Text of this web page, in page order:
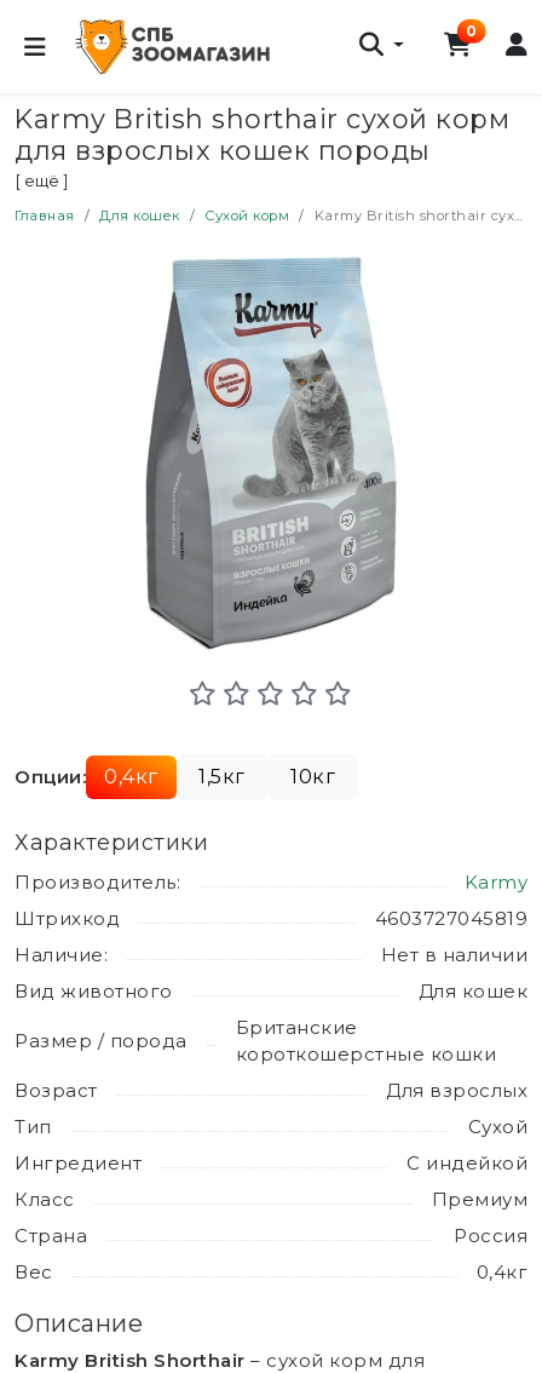
0
Karmy British shorthair сухой корм
для взрослых кошек породы
британская короткошерстная с
индейкой - 400 г
[ ещё ]
Главная Для кошек Сухой корм Karmy British shorthair сухой корм для взрослых кошек породы британская короткошерстная с индейкой - 400 г
Опции: 0,4кг 1,5кг 10кг
Характеристики
Производитель:
Karmy
Штрихкод
4603727045819
Наличие:
Нет в наличии
Вид животного
Для кошек
Размер / порода
Британские
короткошерстные кошки
Возраст
Для взрослых
Тип
Сухой
Ингредиент
С индейкой
Класс
Премиум
Страна
Россия
Вес
0,4кг
Описание
Karmy British Shorthair – сухой корм для